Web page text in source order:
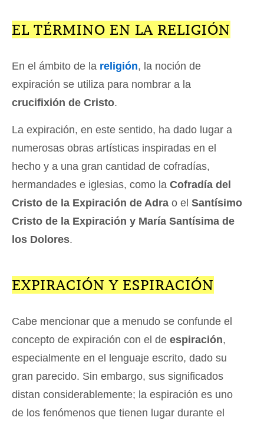
EL TÉRMINO EN LA RELIGIÓN
En el ámbito de la religión, la noción de
expiración se utiliza para nombrar a la
crucifixión de Cristo.
La expiración, en este sentido, ha dado lugar a
numerosas obras artísticas inspiradas en el
hecho y a una gran cantidad de cofradías,
hermandades e iglesias, como la Cofradía del
Cristo de la Expiración de Adra o el Santísimo
Cristo de la Expiración y María Santísima de
los Dolores.
EXPIRACIÓN Y ESPIRACIÓN
Cabe mencionar que a menudo se confunde el
concepto de expiración con el de espiración,
especialmente en el lenguaje escrito, dado su
gran parecido. Sin embargo, sus significados
distan considerablemente; la espiración es uno
de los fenómenos que tienen lugar durante el